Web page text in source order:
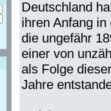
Deutschland
ihren Anfang
die ungefähr
einer von
als Folge
Jahre